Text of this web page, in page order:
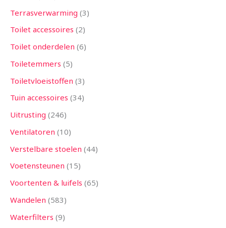
Terrasverwarming 3
Toilet accessoires 2
Toilet onderdelen 6
Toiletemmers 5
Toiletvloeistoffen 3
Tuin accessoires 34
Uitrusting 246
Ventilatoren 10
Verstelbare stoelen 44
Voetensteunen 15
Voortenten & luifels 65
Wandelen 583
Waterfilters 9